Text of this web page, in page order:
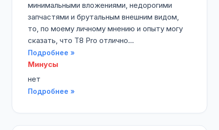
минимальными вложениями, недорогими
запчастями и брутальным внешним видом,
то, по моему личному мнению и опыту могу
сказать, что T8 Pro отлично...
Подробнее »
Минусы
нет
Подробнее »